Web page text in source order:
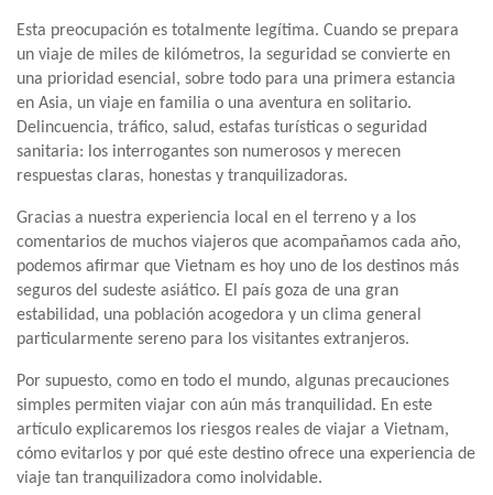
Esta preocupación es totalmente legítima. Cuando se prepara
un viaje de miles de kilómetros, la seguridad se convierte en
una prioridad esencial, sobre todo para una primera estancia
en Asia, un viaje en familia o una aventura en solitario.
Delincuencia, tráfico, salud, estafas turísticas o seguridad
sanitaria: los interrogantes son numerosos y merecen
respuestas claras, honestas y tranquilizadoras.
Gracias a nuestra experiencia local en el terreno y a los
comentarios de muchos viajeros que acompañamos cada año,
podemos afirmar que Vietnam es hoy uno de los destinos más
seguros del sudeste asiático. El país goza de una gran
estabilidad, una población acogedora y un clima general
particularmente sereno para los visitantes extranjeros.
Por supuesto, como en todo el mundo, algunas precauciones
simples permiten viajar con aún más tranquilidad. En este
artículo explicaremos los riesgos reales de viajar a Vietnam,
cómo evitarlos y por qué este destino ofrece una experiencia de
viaje tan tranquilizadora como inolvidable.